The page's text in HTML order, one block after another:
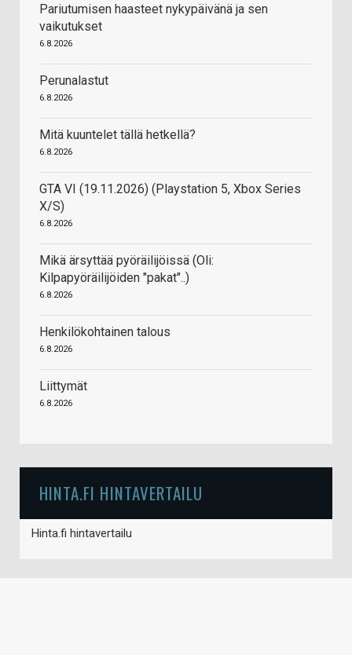
Pariutumisen haasteet nykypäivänä ja sen
vaikutukset
6.8.2026
Perunalastut
6.8.2026
Mitä kuuntelet tällä hetkellä?
6.8.2026
GTA VI (19.11.2026) (Playstation 5, Xbox Series
X/S)
6.8.2026
Mikä ärsyttää pyöräilijöissä (Oli:
Kilpapyöräilijöiden "pakat"..)
6.8.2026
Henkilökohtainen talous
6.8.2026
Liittymät
6.8.2026
HINTA.FI HINTAVERTAILU
Hinta.fi hintavertailu